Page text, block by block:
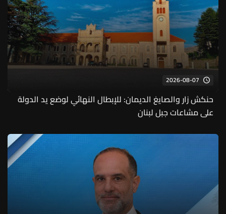
2026-08-07
حنكش زار والصايغ الديمان: للإبطال النهائي لوضع يد الدولة
على مشاعات جبل لبنان